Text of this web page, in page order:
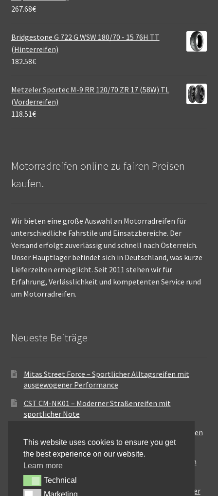
267.68€
Bridgestone G 722 G WSW 180/70 - 15 76H TT
(Hinterreifen)
182.58€
Metzeler Sportec M-9 RR 120/70 ZR 17 (58W) TL
(Vorderreifen)
118.51€
Motorradreifen online zu fairen Preisen
kaufen.
Wir bieten eine große Auswahl an Motorradreifen für
unterschiedliche Fahrstile und Einsatzbereiche. Der
Versand erfolgt zuverlässig und schnell nach Österreich.
Unser Hauptlager befindet sich in Deutschland, was kurze
Lieferzeiten ermöglicht. Seit 2011 stehen wir für
Erfahrung, Verlässlichkeit und kompetenten Service rund
um Motorradreifen.
Neueste Beiträge
Mitas Street Force – Sportlicher Alltagsreifen mit
ausgewogener Performance
CST CM-NK01 – Moderner Straßenreifen mit
sportlicher Note
Maxxis MA-ST3 – Ausgewogener Sport-Touring-Reifen
für vielseitige Einsätze
Pirelli City Demon – Zuverlässigkeit für den urbanen
Alltag
Metzeler Perfect ME77 – Klassische Optik mit solider
This website uses cookies to ensure you get
the best experience on our website.
Learn more
TechnicalTechnical
Marketing